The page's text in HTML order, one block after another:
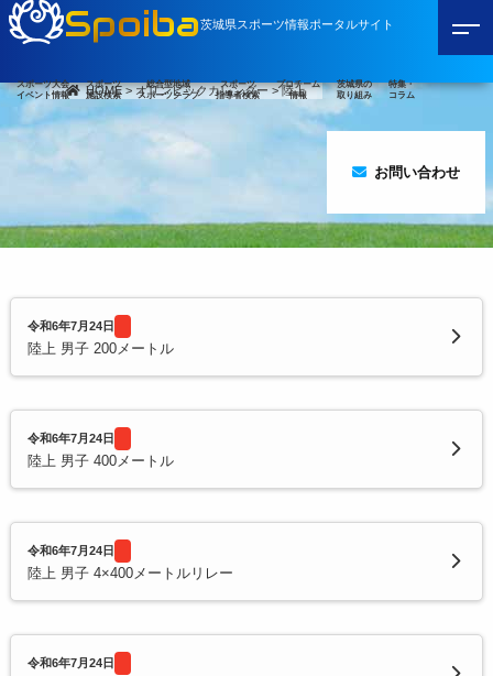
Spoiba茨城県スポーツ情報ポータルサイト
スポーツ大会
イベント情報
スポーツ
施設検索
総合型地域
スポーツクラブ
スポーツ
指導者検索
プロチーム
情報
茨城県の
取り組み
特集・
コラム
お問い合わせ
HOME>オリンピックカレンダー>陸上
令和6年7月24日
陸上 男子 200メートル
令和6年7月24日
陸上 男子 400メートル
令和6年7月24日
陸上 男子 4×400メートルリレー
令和6年7月24日